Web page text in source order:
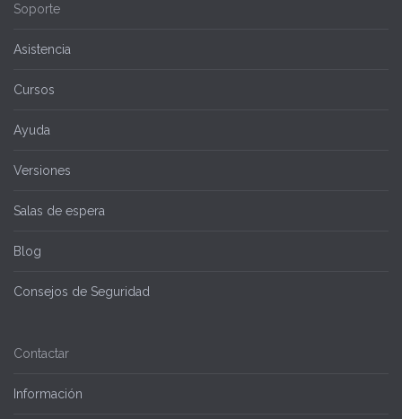
Soporte
Asistencia
Cursos
Ayuda
Versiones
Salas de espera
Blog
Consejos de Seguridad
Contactar
Información